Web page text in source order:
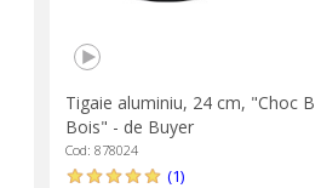
Tigaie aluminiu, 24 cm, "Choc B
Bois" - de Buyer
Cod: 878024
(1)